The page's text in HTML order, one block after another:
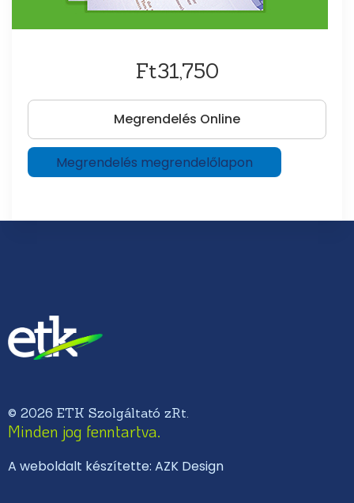
Ft31,750
Megrendelés Online
Megrendelés megrendelőlapon
© 2026 ETK Szolgáltató zRt.
Minden jog fenntartva.
A weboldalt készítette: AZK Design